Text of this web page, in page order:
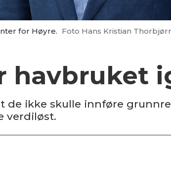
for Høyre. Foto Hans Kristian
havbruket
de ikke skulle innføre
verdiløst.